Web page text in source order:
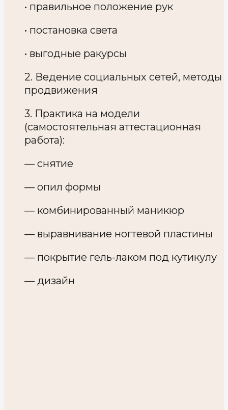
• правильное положение рук
• постановка света
• выгодные ракурсы
2. Ведение социальных сетей, методы
продвижения
3. Практика на модели
(самостоятельная аттестационная
работа):
— снятие
— опил формы
— комбинированный маникюр
— выравнивание ногтевой пластины
— покрытие гель-лаком под кутикулу
— дизайн